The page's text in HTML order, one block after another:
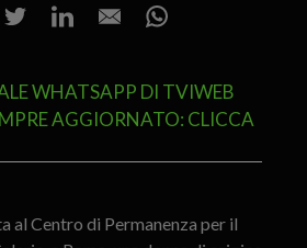
WHATSAPP DI TVIWEB
AGGIORNATO: CLICCA
al Centro di Permanenza per il